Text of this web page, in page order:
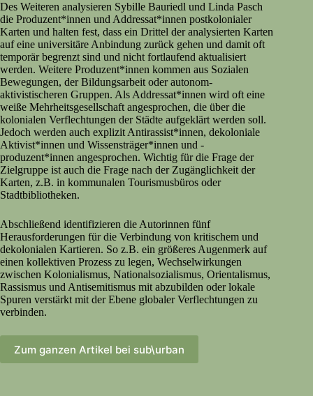
Des Weiteren analysieren Sybille Bauriedl und Linda Pasch
die Produzent*innen und Addressat*innen postkolonialer
Karten und halten fest, dass ein Drittel der analysierten Karten
auf eine universitäre Anbindung zurück gehen und damit oft
temporär begrenzt sind und nicht fortlaufend aktualisiert
werden. Weitere Produzent*innen kommen aus Sozialen
Bewegungen, der Bildungsarbeit oder autonom-
aktivistischeren Gruppen. Als Addressat*innen wird oft eine
weiße Mehrheitsgesellschaft angesprochen, die über die
kolonialen Verflechtungen der Städte aufgeklärt werden soll.
Jedoch werden auch explizit Antirassist*innen, dekoloniale
Aktivist*innen und Wissensträger*innen und -
produzent*innen angesprochen. Wichtig für die Frage der
Zielgruppe ist auch die Frage nach der Zugänglichkeit der
Karten, z.B. in kommunalen Tourismusbüros oder
Stadtbibliotheken.
Abschließend identifizieren die Autorinnen fünf
Herausforderungen für die Verbindung von kritischem und
dekolonialen Kartieren. So z.B. ein größeres Augenmerk auf
einen kollektiven Prozess zu legen, Wechselwirkungen
zwischen Kolonialismus, Nationalsozialismus, Orientalismus,
Rassismus und Antisemitismus mit abzubilden oder lokale
Spuren verstärkt mit der Ebene globaler Verflechtungen zu
verbinden.
Zum ganzen Artikel bei sub\urban